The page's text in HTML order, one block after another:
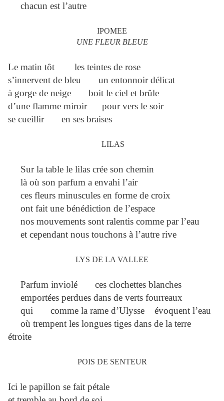
chacun est l’autre
IPOMEE
UNE FLEUR BLEUE
Le matin tôt les teintes de rose
s’innervent de bleu un entonnoir délicat
à gorge de neige boit le ciel et brûle
d’une flamme miroir pour vers le soir
se cueillir en ses braises
LILAS
Sur la table le lilas crée son chemin
là où son parfum a envahi l’air
ces fleurs minuscules en forme de croix
ont fait une bénédiction de l’espace
nos mouvements sont ralentis comme par l’eau
et cependant nous touchons à l’autre rive
LYS DE LA VALLEE
Parfum inviolé ces clochettes blanches
emportées perdues dans de verts fourreaux
qui comme la rame d’Ulysse évoquent l’eau
où trempent les longues tiges dans de la terre
étroite
POIS DE SENTEUR
Ici le papillon se fait pétale